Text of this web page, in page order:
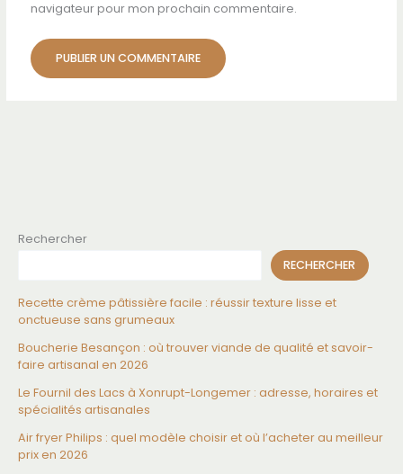
navigateur pour mon prochain commentaire.
Rechercher
RECHERCHER
Recette crème pâtissière facile : réussir texture lisse et
onctueuse sans grumeaux
Boucherie Besançon : où trouver viande de qualité et savoir-
faire artisanal en 2026
Le Fournil des Lacs à Xonrupt-Longemer : adresse, horaires et
spécialités artisanales
Air fryer Philips : quel modèle choisir et où l’acheter au meilleur
prix en 2026